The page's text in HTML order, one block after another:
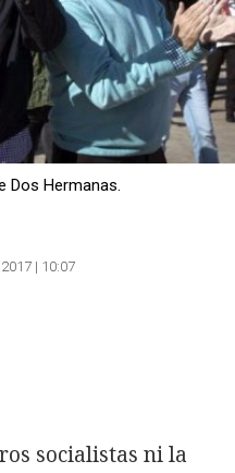
Dos Hermanas.
| 10:07
socialistas ni la